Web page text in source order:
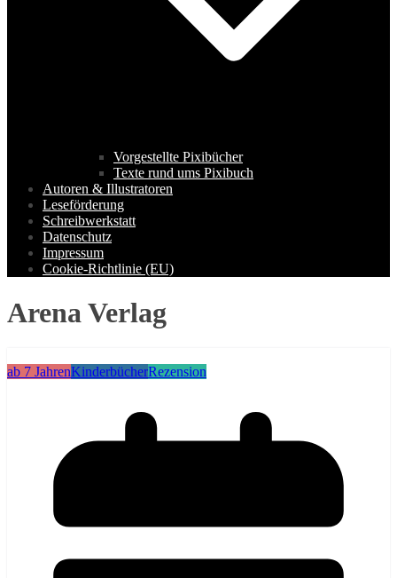
Vorgestellte Pixibücher
Texte rund ums Pixibuch
Autoren & Illustratoren
Leseförderung
Schreibwerkstatt
Datenschutz
Impressum
Cookie-Richtlinie (EU)
Arena Verlag
ab 7 JahrenKinderbücherRezension